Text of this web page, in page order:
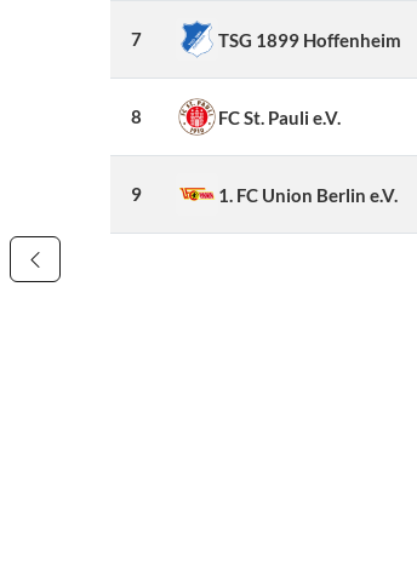
7 TSG 1899 Hoffenheim
8 FC St. Pauli e.V.
9 1. FC Union Berlin e.V.